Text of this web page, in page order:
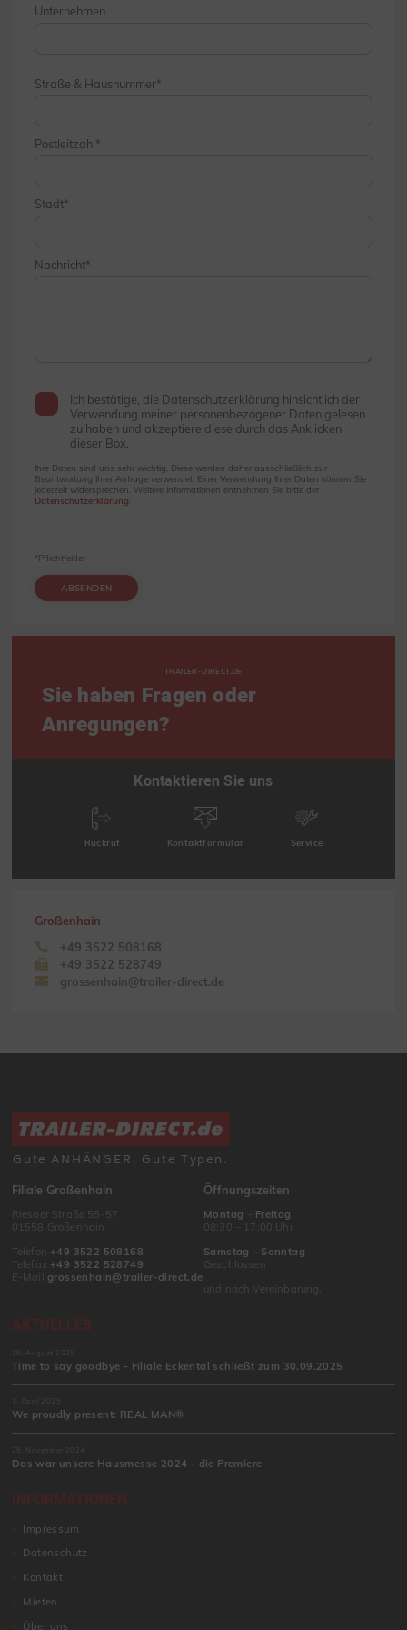
Unternehmen
Straße & Hausnummer
Postleitzahl
Stadt
Nachricht
Ich bestätige, die Datenschutzerklärung hinsichtlich der
Verwendung meiner personenbezogener Daten gelesen
zu haben und akzeptiere diese durch das Anklicken
dieser Box.
Ihre Daten sind uns sehr wichtig. Diese werden daher ausschließlich zur
Beantwortung Ihrer Anfrage verwendet. Einer Verwendung Ihrer Daten können Sie
jederzeit widersprechen. Weitere Informationen entnehmen Sie bitte der
Datenschutzerklärung
ABSENDEN
*Pflichtfelder
TRAILER-DIRECT.DE
Sie haben Fragen oder
Anregungen?
Kontaktieren Sie uns
Rückruf Kontaktformular Service
Großenhain
+49 3522 508168
+49 3522 528749
grossenhain@trailer-direct.de
Gute ANHÄNGER, Gute Typen.
Filiale Großenhain
Riesaer Straße 55-57
01558 Großenhain
Telefon +49 3522 508168
Telefax +49 3522 528749
E-Mail grossenhain@trailer-direct.de
Öffnungszeiten
Montag
Freitag
08:30 – 17:00 Uhr
Samstag
Sonntag
Geschlossen
und nach Vereinbarung.
AKTUELLES
18. August 2025
Time to say goodbye - Filiale Eckental schließt zum 30.09.2025
1. April 2025
We proudly present: REAL MAN®
28. November 2024
Das war unsere Hausmesse 2024 - die Premiere
INFORMATIONEN
Impressum
Datenschutz
Kontakt
Mieten
Über uns